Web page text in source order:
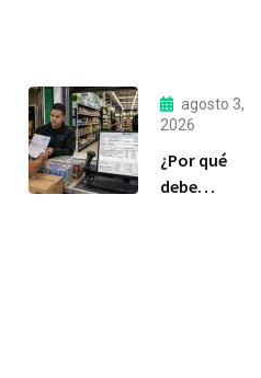
agosto 3,
2026
¿Por qué
debe